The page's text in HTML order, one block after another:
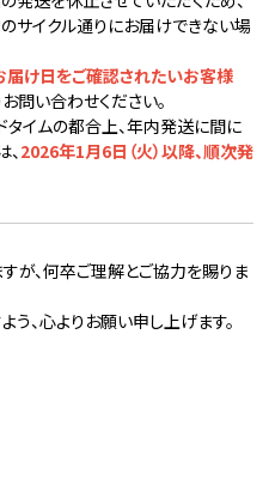
サイクル通りにお届けできない場
届け日をご確認されたいお客様
問い合わせください。
イムの都合上、年内発送に間に
2026年1月6日（火）以降、順次発
が、何卒ご理解とご協力を賜りま
、心よりお願い申し上げます。